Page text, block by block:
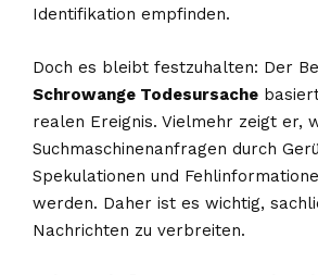
Identifikation empfinden.
Doch es bleibt festzuhalten: Der
Schrowange Todesursache
realen Ereignis. Vielmehr zeigt er,
Suchmaschinenanfragen durch
Spekulationen und
werden. Daher ist es wichtig,
Nachrichten zu verbreiten.